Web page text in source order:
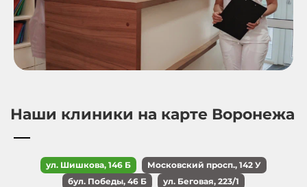
Наши клиники на карте Воронежа
ул. Шишкова, 146 Б
Московский просп., 142 У
бул. Победы, 46 Б
ул. Беговая, 223/1